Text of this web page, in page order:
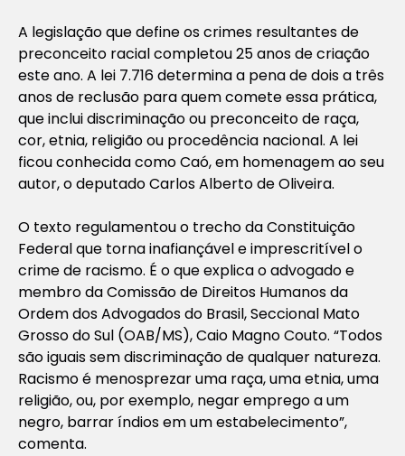
A legislação que define os crimes resultantes de
preconceito racial completou 25 anos de criação
este ano. A lei 7.716 determina a pena de dois a três
anos de reclusão para quem comete essa prática,
que inclui discriminação ou preconceito de raça,
cor, etnia, religião ou procedência nacional. A lei
ficou conhecida como Caó, em homenagem ao seu
autor, o deputado Carlos Alberto de Oliveira.
O texto regulamentou o trecho da Constituição
Federal que torna inafiançável e imprescritível o
crime de racismo. É o que explica o advogado e
membro da Comissão de Direitos Humanos da
Ordem dos Advogados do Brasil, Seccional Mato
Grosso do Sul (OAB/MS), Caio Magno Couto. “Todos
são iguais sem discriminação de qualquer natureza.
Racismo é menosprezar uma raça, uma etnia, uma
religião, ou, por exemplo, negar emprego a um
negro, barrar índios em um estabelecimento”,
comenta.